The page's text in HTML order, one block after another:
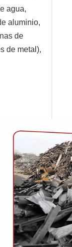
agua,
aluminio,
de
de metal),